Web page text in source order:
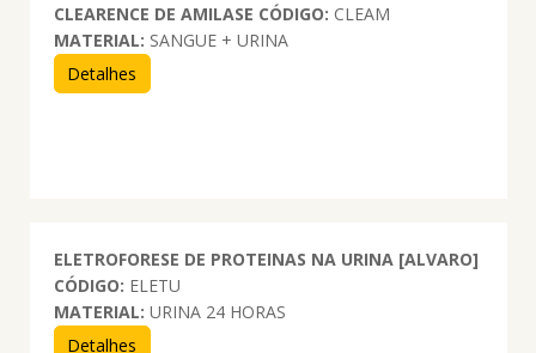
CLEARENCE DE AMILASE CÓDIGO: CLEAM
MATERIAL: SANGUE + URINA
Detalhes
ELETROFORESE DE PROTEINAS NA URINA [ALVARO]
CÓDIGO: ELETU
MATERIAL: URINA 24 HORAS
Detalhes